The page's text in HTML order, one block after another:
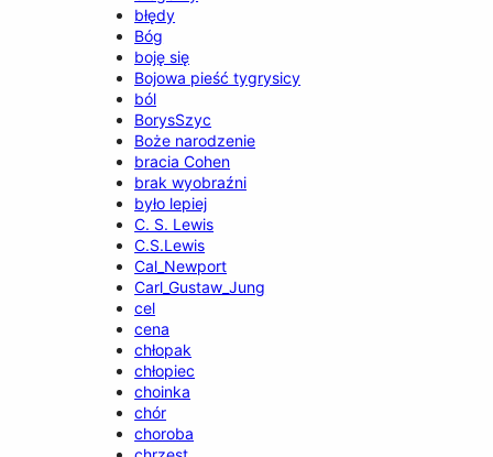
błędy
Bóg
boję się
Bojowa pieść tygrysicy
ból
BorysSzyc
Boże narodzenie
bracia Cohen
brak wyobraźni
było lepiej
C. S. Lewis
C.S.Lewis
Cal_Newport
Carl_Gustaw_Jung
cel
cena
chłopak
chłopiec
choinka
chór
choroba